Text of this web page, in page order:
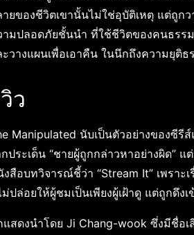
ายของชีวิตเขานั้นไม่ใช่อุบัติเหตุ แต่ถูก
ามปลอดภัยชั้นนำ ที่ใช้ชีวิตของคนธรร
ะวางแผนเพื่อเอาคืน ในนึกถึงความยุติ
ว
Manipulated นับเป็นตัวอย่างของซี
กประเด็น “ชายผู้ถูกกล่าวหาอย่างผิด”
สือบทวิจารณ์ชี้ว่า “Stream It” เพราะ
ปล่อยให้ผู้ชมเป็นเพียงผู้เฝ้าดู แต่ถูกดึง
แสดงนำโดย Ji Chang-wook ซึ่งมีชื่อเ